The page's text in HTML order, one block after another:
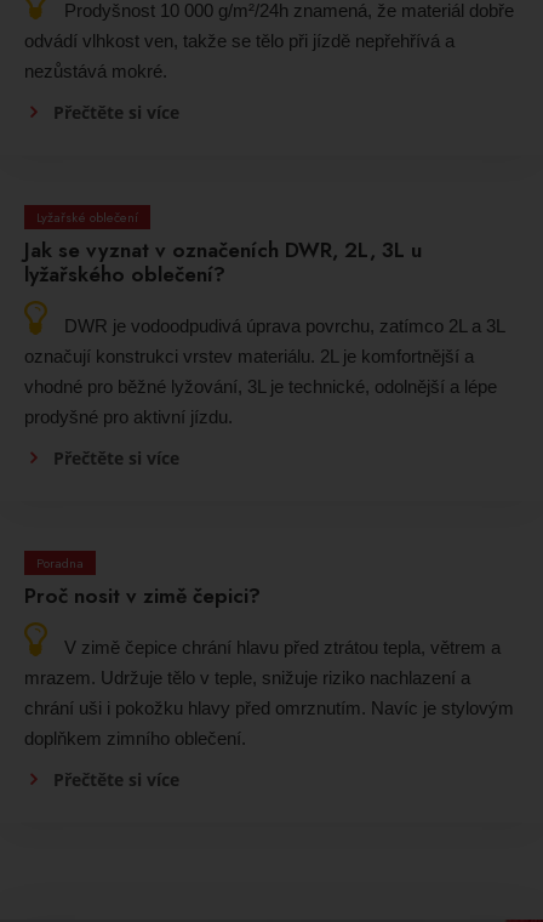
Prodyšnost 10 000 g/m²/24h znamená, že materiál dobře
odvádí vlhkost ven, takže se tělo při jízdě nepřehřívá a
nezůstává mokré.
Přečtěte si více
Lyžařské oblečení
Jak se vyznat v označeních DWR, 2L, 3L u
lyžařského oblečení?
DWR je vodoodpudivá úprava povrchu, zatímco 2L a 3L
označují konstrukci vrstev materiálu. 2L je komfortnější a
vhodné pro běžné lyžování, 3L je technické, odolnější a lépe
prodyšné pro aktivní jízdu.
Přečtěte si více
Poradna
Proč nosit v zimě čepici?
V zimě čepice chrání hlavu před ztrátou tepla, větrem a
mrazem. Udržuje tělo v teple, snižuje riziko nachlazení a
chrání uši i pokožku hlavy před omrznutím. Navíc je stylovým
doplňkem zimního oblečení.
Přečtěte si více